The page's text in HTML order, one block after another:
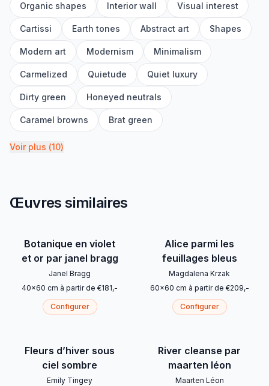
Organic shapes Interior wall Visual interest
Cartissi Earth tones Abstract art Shapes
Modern art Modernism Minimalism
Carmelized Quietude Quiet luxury
Dirty green Honeyed neutrals
Caramel browns Brat green
Voir plus (10)
Œuvres similaires
Botanique en violet
et or par janel bragg
Janel Bragg
40x60 cm à partir de €181,-
Configurer
Alice parmi les
feuillages bleus
Magdalena Krzak
60x60 cm à partir de €209,-
Configurer
Fleurs d’hiver sous
ciel sombre
Emily Tingey
River cleanse par
maarten léon
Maarten Léon